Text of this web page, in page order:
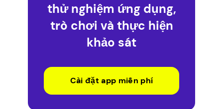
thử nghiệm ứng dụng,
trò chơi và thực hiện
khảo sát
Cài đặt app miễn phí